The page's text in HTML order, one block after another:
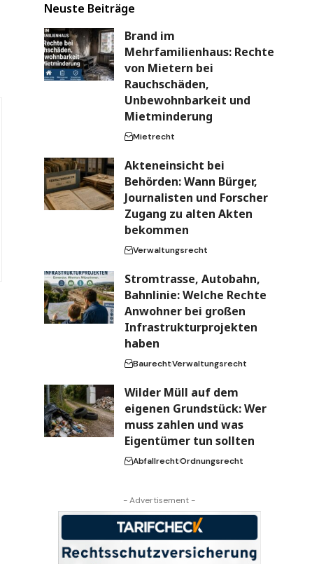
Neuste Beiträge
Brand im
Mehrfamilienhaus: Rechte
von Mietern bei
Rauchschäden,
Unbewohnbarkeit und
Mietminderung
Mietrecht
Akteneinsicht bei
Behörden: Wann Bürger,
Journalisten und Forscher
Zugang zu alten Akten
bekommen
Verwaltungsrecht
Stromtrasse, Autobahn,
Bahnlinie: Welche Rechte
Anwohner bei großen
Infrastrukturprojekten
haben
BaurechtVerwaltungsrecht
Wilder Müll auf dem
eigenen Grundstück: Wer
muss zahlen und was
Eigentümer tun sollten
AbfallrechtOrdnungsrecht
- Advertisement -